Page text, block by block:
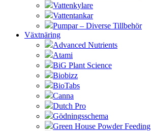
Vattenkylare
Vattentankar
Pumpar – Diverse Tillbehör
Växtnäring
Advanced Nutrients
Atami
BiG Plant Science
Biobizz
BioTabs
Canna
Dutch Pro
Gödningsschema
Green House Powder Feeding